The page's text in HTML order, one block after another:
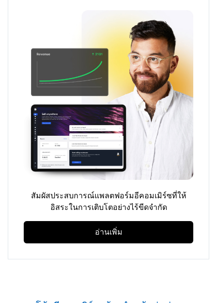
สัมผัสประสบการณ์แพลตฟอร์มอีคอมเมิร์ซที่ให้
อิสระในการเติบโตอย่างไร้ขีดจำกัด
อ่านเพิ่ม